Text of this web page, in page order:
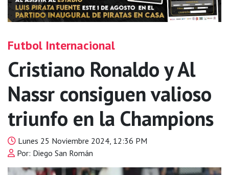
Futbol Internacional
Cristiano Ronaldo y Al
Nassr consiguen valioso
triunfo en la Champions
Lunes 25 Noviembre 2024, 12:36 PM
Por: Diego San Román